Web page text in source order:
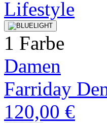
1 Farbe
Damen
Farriday
120,00 €